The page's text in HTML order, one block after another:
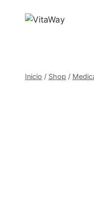
Inicio / Shop /